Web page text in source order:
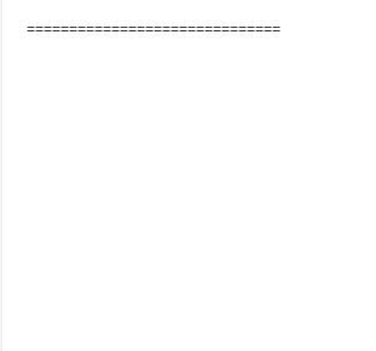
==============================